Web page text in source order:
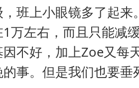
班上小眼镜多了起
万左右，而且只能减
不好，加上Zoe又每
事。但是我们也要垂